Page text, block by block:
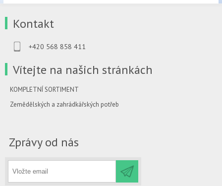
Kontakt
+420 568 858 411
Vítejte na našich stránkách
KOMPLETNÍ SORTIMENT
Zemědělských a zahrádkářských potřeb
Zprávy od nás